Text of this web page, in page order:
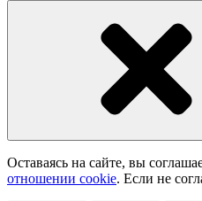
Оставаясь на сайте, вы
отношении cookie. Если не